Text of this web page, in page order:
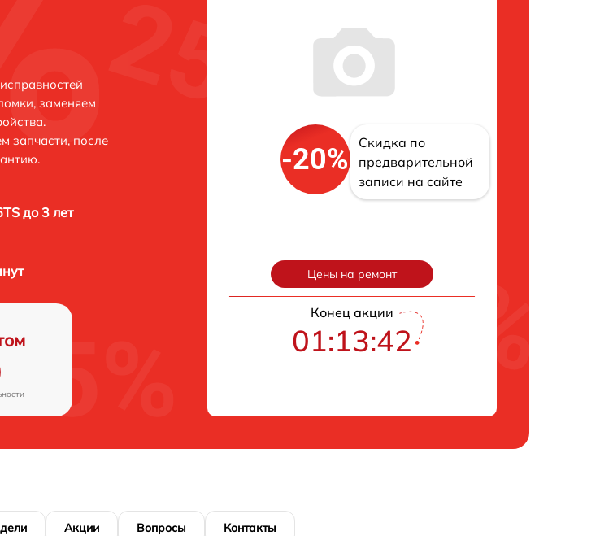
заменяем
запчасти, после
до 3 лет
-20%
Скидка по
предварительной
записи на сайте
Цены на ремонт
Конец акции
01:13:42
Акции Вопросы Контакты